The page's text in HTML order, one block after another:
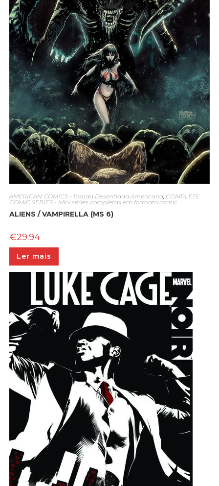
AMERICAN COMICS - Banda Desenhada Americana, COMPLETE
COMIC SERIES - Mini séries completas em formato comic
ALIENS / VAMPIRELLA (MS 6)
€29.94
Ler mais